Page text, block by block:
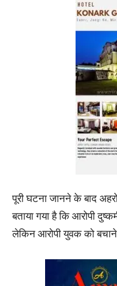
पूरी घटना जानने के बाद
बताया गया है कि आरोपी
लेकिन आरोपी युवक को